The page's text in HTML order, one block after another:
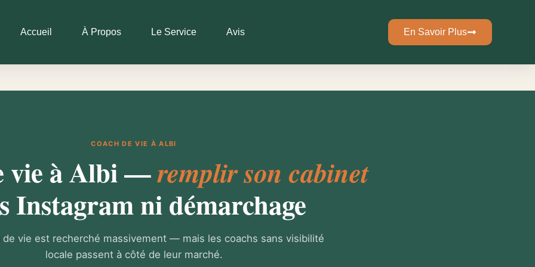
Accueil À Propos Le Service Avis En Savoir Plus
COACH DE VIE À ALBI
vie à Albi —remplir son cabinet
Instagram ni démarchage
de vie est recherché massivement — mais les coachs sans visibilité
locale passent à côté de leur marché.